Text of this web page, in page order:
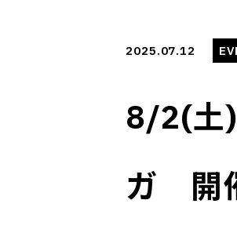
2025.07.12
8/2(土
ガ 開